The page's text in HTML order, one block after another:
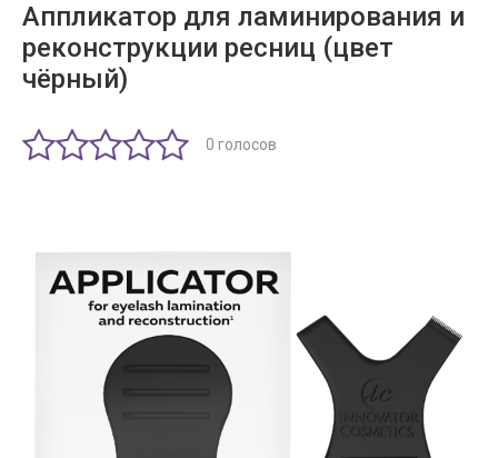
Аппликатор для ламинирования и
реконструкции ресниц (цвет
чёрный)
0 голосов